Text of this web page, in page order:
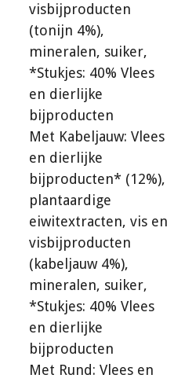
visbijproducten
(tonijn 4%),
mineralen, suiker,
*Stukjes: 40% Vlees
en dierlijke
bijproducten
Met Kabeljauw: Vlees
en dierlijke
bijproducten* (12%),
plantaardige
eiwitextracten, vis en
visbijproducten
(kabeljauw 4%),
mineralen, suiker,
*Stukjes: 40% Vlees
en dierlijke
bijproducten
Met Rund: Vlees en